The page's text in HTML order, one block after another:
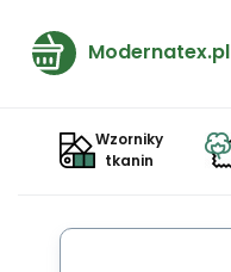
Modernatex.pl
Wzorniky
tkanin